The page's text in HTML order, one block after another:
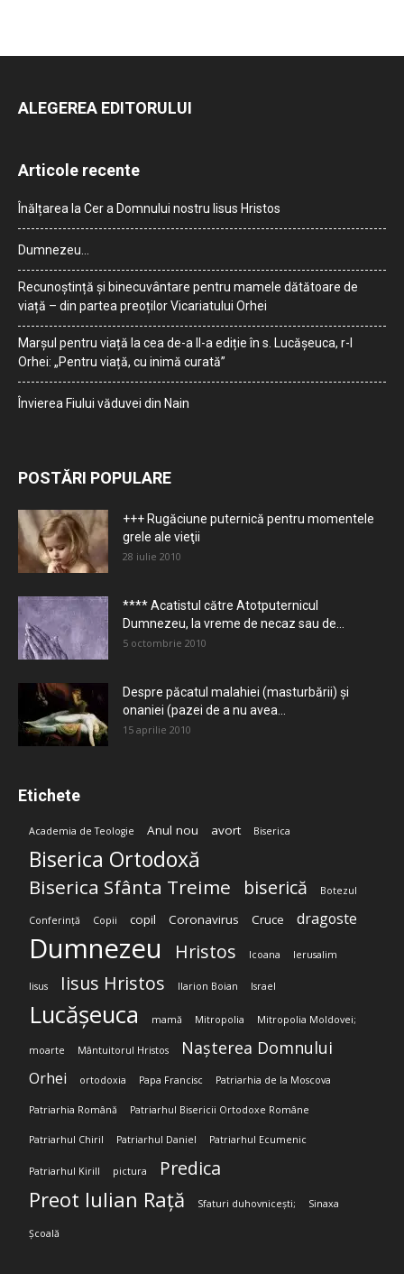
ALEGEREA EDITORULUI
Articole recente
Înălțarea la Cer a Domnului nostru Iisus Hristos
Dumnezeu…
Recunoștință și binecuvântare pentru mamele dătătoare de
viață – din partea preoților Vicariatului Orhei
Marșul pentru viață la cea de-a II-a ediție în s. Lucășeuca, r-l
Orhei: „Pentru viață, cu inimă curată”
Învierea Fiului văduvei din Nain
POSTĂRI POPULARE
+++ Rugăciune puternică pentru momentele
grele ale vieţii
28 iulie 2010
**** Acatistul către Atotputernicul
Dumnezeu, la vreme de necaz sau de...
5 octombrie 2010
Despre păcatul malahiei (masturbării) şi
onaniei (pazei de a nu avea...
15 aprilie 2010
Etichete
Academia de Teologie Anul nou avort Biserica
Biserica Ortodoxă
Biserica Sfânta Treime biserică Botezul
Conferință Copii copil Coronavirus Cruce dragoste
Dumnezeu Hristos Icoana Ierusalim
Iisus Iisus Hristos Ilarion Boian Israel
Lucășeuca mamă Mitropolia Mitropolia Moldovei;
moarte Mântuitorul Hristos Nașterea Domnului
Orhei ortodoxia Papa Francisc Patriarhia de la Moscova
Patriarhia Română Patriarhul Bisericii Ortodoxe Române
Patriarhul Chiril Patriarhul Daniel Patriarhul Ecumenic
Patriarhul Kirill pictura Predica
Preot Iulian Rață Sfaturi duhovnicești; Sinaxa
Școală